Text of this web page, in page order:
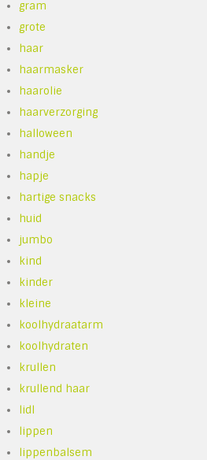
gram
grote
haar
haarmasker
haarolie
haarverzorging
halloween
handje
hapje
hartige snacks
huid
jumbo
kind
kinder
kleine
koolhydraatarm
koolhydraten
krullen
krullend haar
lidl
lippen
lippenbalsem